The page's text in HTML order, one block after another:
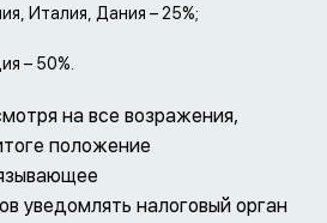
Италия, Дания – 25%;
– 50%.
на все возражения,
положение
уведомлять налоговый орган